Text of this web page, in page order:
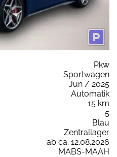
Pkw
Sportwagen
Jun / 2025
Automatik
15 km
5
Blau
Zentrallager
ab ca. 12.08.2026
MABS-MAAH